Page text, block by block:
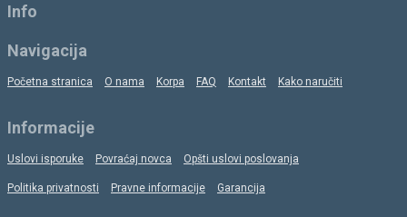
Info
Navigacija
Početna stranica O nama Korpa FAQ Kontakt Kako naručiti
Informacije
Uslovi isporuke Povraćaj novca Opšti uslovi poslovanja
Politika privatnosti Pravne informacije Garancija